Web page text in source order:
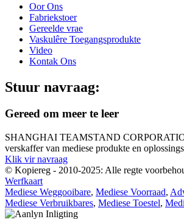
Oor Ons
Fabriekstoer
Gereelde vrae
Vaskulêre Toegangsprodukte
Video
Kontak Ons
Stuur navraag:
Gereed om meer te leer
SHANGHAI TEAMSTAND
verskaffer van mediese produkte en
Klik vir navraag
© Kopiereg - 2010-2025: Alle regte
Werfkaart
Mediese Weggooibare, Mediese Voorraad,
Mediese Verbruikbares, Mediese Toestel,